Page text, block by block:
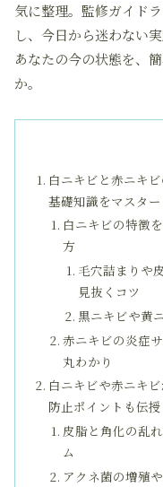
気に整理。監修ガイド
し、今日から迷わない
あなたの今の状態を、
か。
白ニキビと赤ニキ
基礎知識をマスター
白ニキビの特徴
方
毛穴詰まりや
見抜くコツ
黒ニキビや黄
赤ニキビの炎症
丸わかり
白ニキビや赤ニキ
防止ポイントも伝授
皮脂と角化の乱
ム
アクネ菌の増殖